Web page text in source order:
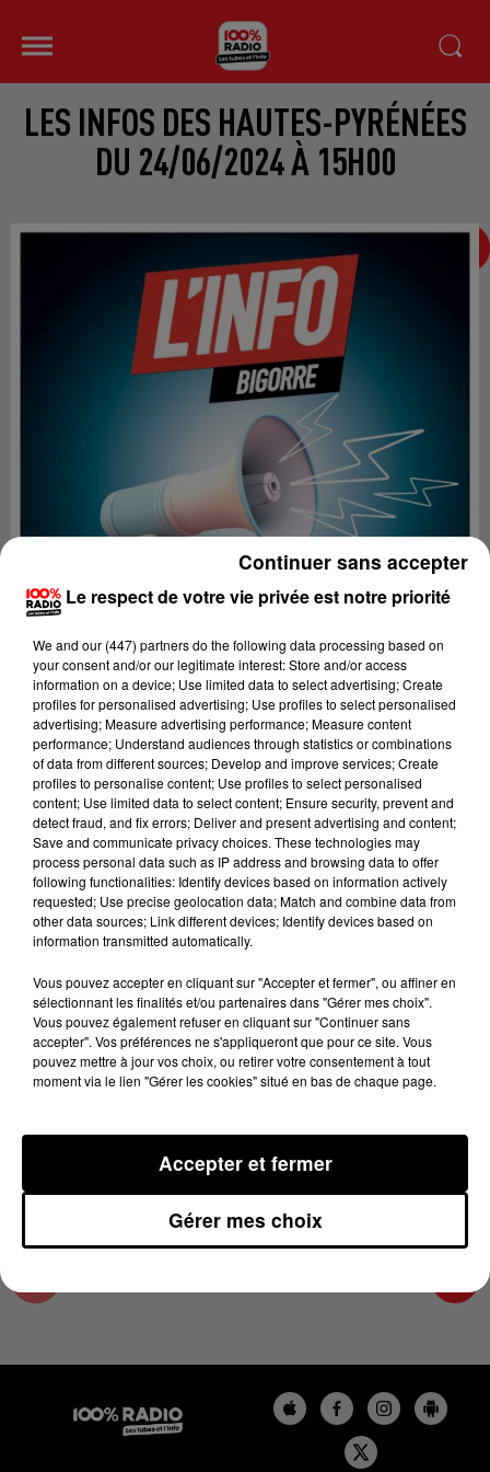
LES INFOS DES HAUTES-PYRÉNÉES
DU 24/06/2024 À 15H00
Lecture (2 min 23 sec)
100%
100% Radio les infos des Hautes-Pyrénées
24 juin 2024 - 2 min 23 sec
LES INFOS DES HAUTES-PYRÉNÉES DU
24/06/2024 À 15H00
Podcasts infos des Hautes-Pyrénées
Le respect de votre vie privée est notre priorité
We and our (447) partnersdo the following data processing based on
your consent and/or our legitimate interest: Store and/or access
information on a device; Use limited data to select advertising; Create
profiles for personalised advertising; Use profiles to select personalised
advertising; Measure advertising performance; Measure content
performance; Understand audiences through statistics or combinations
of data from different sources; Develop and improve services; Create
profiles to personalise content; Use profiles to select personalised
content; Use limited data to select content; Ensure security, prevent and
detect fraud, and fix errors; Deliver and present advertising and content;
Save and communicate privacy choices. These technologies may
process personal data such as IP address and browsing data to offer
following functionalities: Identify devices based on information actively
requested; Use precise geolocation data; Match and combine data from
other data sources; Link different devices; Identify devices based on
information transmitted automatically.
Vous pouvez accepter en cliquant sur "Accepter et fermer", ou affiner en
sélectionnant les finalités et/ou partenaires dans "Gérer mes choix".
Vous pouvez également refuser en cliquant sur "Continuer sans
accepter". Vos préférences ne s'appliqueront que pour ce site. Vous
pouvez mettre à jour vos choix, ou retirer votre consentement à tout
moment via le lien "Gérer les cookies" situé en bas de chaque page.
Gérer mes choix
Accepter et fermer
Continuer sans accepter